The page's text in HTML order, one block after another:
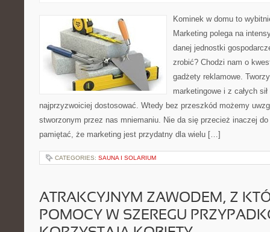
Kominek w domu to
Marketing polega na
danej jednostki
zrobić? Chodzi nam o
gadżety reklamowe.
marketingowe i z całych
najprzyzwoiciej dostosować. Wtedy bez przeszkód możemy
stworzonym przez nas mniemaniu. Nie da się przecież inaczej
pamiętać, że marketing jest przydatny dla wielu […]
CATEGORIES: SAUNA I SOLARIUM
ATRAKCYJNYM ZAWODEM, Z
POMOCY W SZEREGU